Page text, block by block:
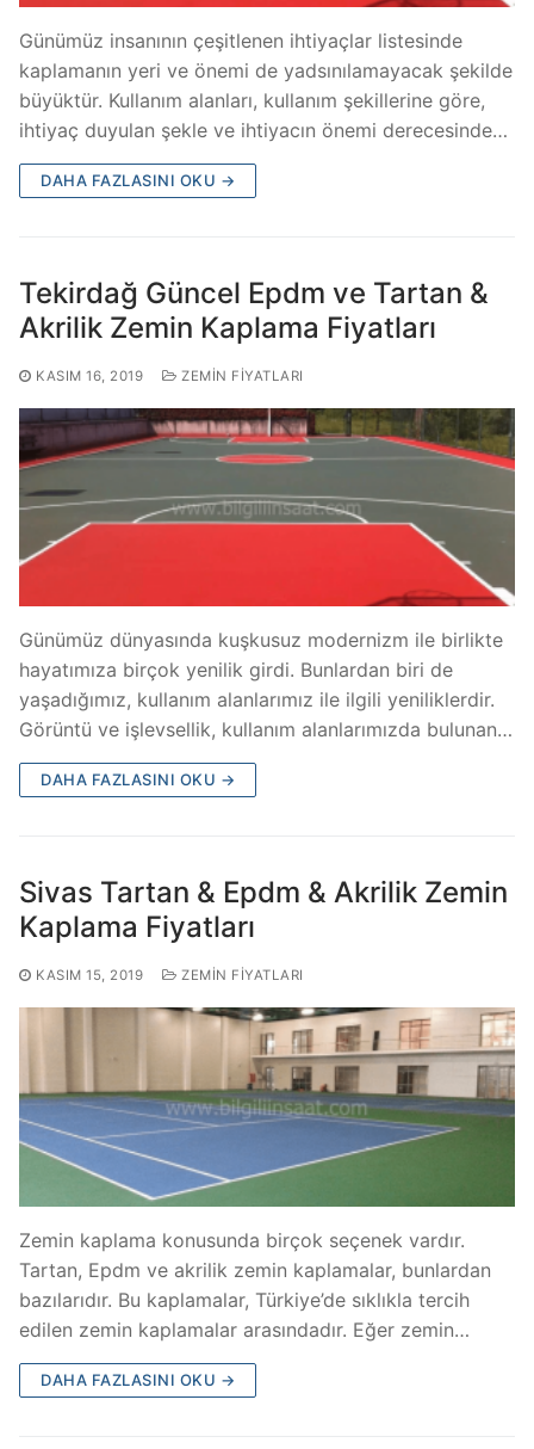
Günümüz insanının çeşitlenen ihtiyaçlar listesinde
kaplamanın yeri ve önemi de yadsınılamayacak şekilde
büyüktür. Kullanım alanları, kullanım şekillerine göre,
ihtiyaç duyulan şekle ve ihtiyacın önemi derecesinde…
DAHA FAZLASINI OKU →
Tekirdağ Güncel Epdm ve Tartan &
Akrilik Zemin Kaplama Fiyatları
KASIM 16, 2019 ZEMIN FIYATLARI
Günümüz dünyasında kuşkusuz modernizm ile birlikte
hayatımıza birçok yenilik girdi. Bunlardan biri de
yaşadığımız, kullanım alanlarımız ile ilgili yeniliklerdir.
Görüntü ve işlevsellik, kullanım alanlarımızda bulunan…
DAHA FAZLASINI OKU →
Sivas Tartan & Epdm & Akrilik Zemin
Kaplama Fiyatları
KASIM 15, 2019 ZEMIN FIYATLARI
Zemin kaplama konusunda birçok seçenek vardır.
Tartan, Epdm ve akrilik zemin kaplamalar, bunlardan
bazılarıdır. Bu kaplamalar, Türkiye’de sıklıkla tercih
edilen zemin kaplamalar arasındadır. Eğer zemin…
DAHA FAZLASINI OKU →